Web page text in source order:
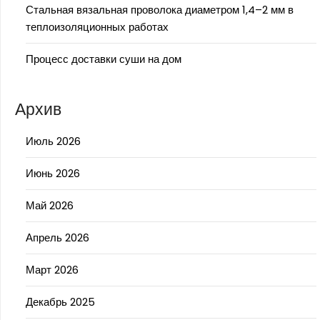
Стальная вязальная проволока диаметром 1,4–2 мм в
теплоизоляционных работах
Процесс доставки суши на дом
Архив
Июль 2026
Июнь 2026
Май 2026
Апрель 2026
Март 2026
Декабрь 2025